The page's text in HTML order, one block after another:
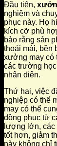
Đầu tiên,
nghiệm và
phục này. Họ
kích cỡ phù
bảo rằng sản
thoải mái, bền
xưởng may có
các trường
nhận diện.
Thứ hai, việc
nghiệp có thể
may có thể
đồng phục từ
lượng lớn,
tốt hơn, giảm
này không chỉ